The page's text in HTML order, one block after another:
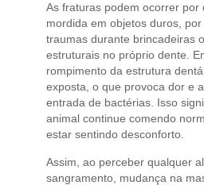
As fraturas podem ocorrer por
mordida em objetos duros, por
traumas durante brincadeiras
estruturais no próprio dente.
rompimento da estrutura
exposta, o que provoca dor e
entrada de bactérias. Isso
animal continue comendo
estar sentindo desconforto.
Assim, ao perceber qualquer
sangramento, mudança na